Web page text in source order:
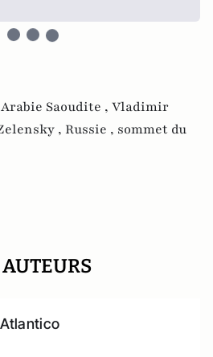
Arabie Saoudite , Vladimir
, Russie , sommet du
AUTEURS